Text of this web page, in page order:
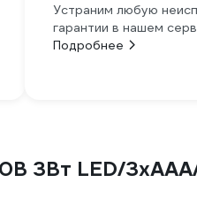
Устраним любую
гарантии в нашем
Подробнее
3Вт LED/